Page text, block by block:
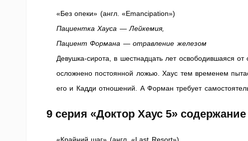
«Без опеки» (англ. «Emancipation»)
Пациентка Хауса — Лейкемия,
Пациент Формана — отравление железом
Девушка-сирота, в шестнадцать лет освободившаяся
осложнено постоянной ложью. Хаус тем временем
его и Кадди отношений. А Форман требует
9 серия «Доктор Хаус 5» содержание